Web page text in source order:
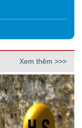
Xem thêm >>>